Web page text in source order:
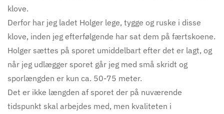
klove.
Derfor har jeg ladet Holger lege, tygge og ruske i disse
klove, inden jeg efterfølgende har sat dem på færtskoene.
Holger sættes på sporet umiddelbart efter det er lagt, og
når jeg udlægger sporet går jeg med små skridt og
sporlængden er kun ca. 50-75 meter.
Det er ikke længden af sporet der på nuværende
tidspunkt skal arbejdes med, men kvaliteten i